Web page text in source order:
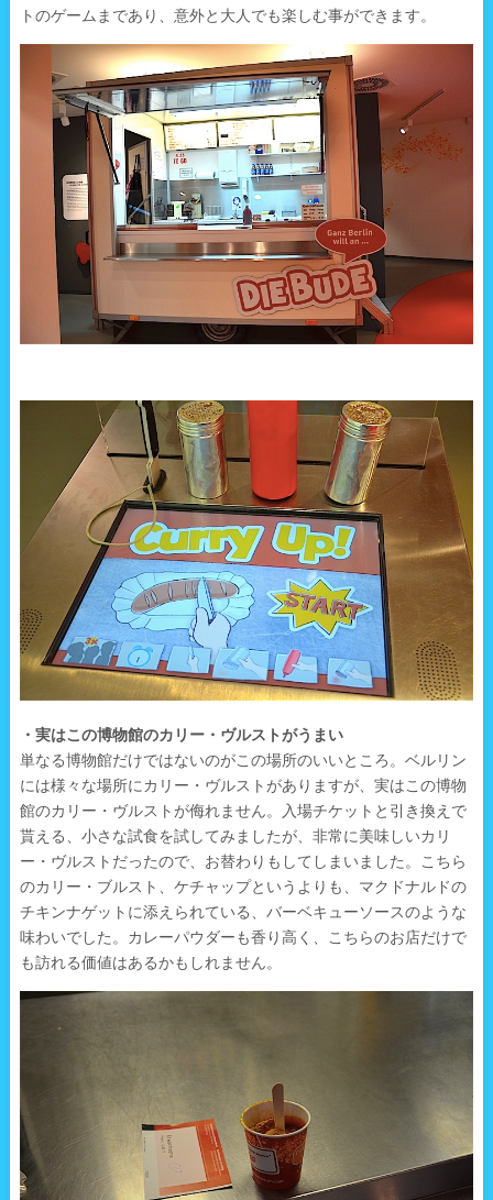
トのゲームまであり、意外と大人でも楽しむ事ができます。
・実はこの博物館のカリー・ヴルストがうまい
単なる博物館だけではないのがこの場所のいいところ。ベルリン
には様々な場所にカリー・ヴルストがありますが、実はこの博物
館のカリー・ヴルストが侮れません。入場チケットと引き換えで
貰える、小さな試食を試してみましたが、非常に美味しいカリ
ー・ヴルストだったので、お替わりもしてしまいました。こちら
のカリー・ブルスト、ケチャップというよりも、マクドナルドの
チキンナゲットに添えられている、バーベキューソースのような
味わいでした。カレーパウダーも香り高く、こちらのお店だけで
も訪れる価値はあるかもしれません。